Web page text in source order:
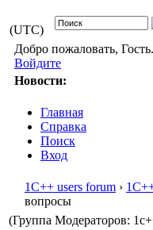
(UTC)
Добро пожаловать,
Войдите
Новости:
Главная
Справка
Поиск
Вход
1С++ users forum ›
вопросы
(Группа Модераторов: